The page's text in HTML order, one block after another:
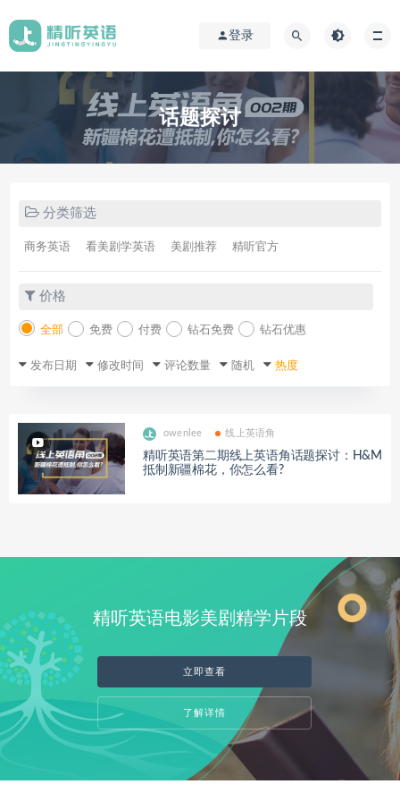
登录
话题探讨
分类筛选
商务英语 看美剧学英语 美剧推荐 精听官方
价格
全部 免费 付费 钻石免费 钻石优惠
发布日期 修改时间 评论数量 随机 热度
owenlee 线上英语角
精听英语第二期线上英语角话题探讨：H&M
抵制新疆棉花，你怎么看?
精听英语电影美剧精学片段
立即查看
了解详情